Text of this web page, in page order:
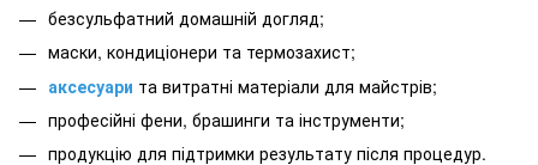
безсульфатний домашній догляд;
маски, кондиціонери та термозахист;
аксесуари та витратні матеріали для майстрів;
професійні фени, брашинги та інструменти;
продукцію для підтримки результату після процедур.